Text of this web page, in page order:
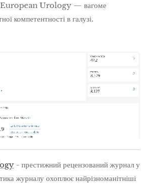
European Urology — вагоме
компетентності в галузі.
- престижний рецензований журнал у
журналу охоплює найрізноманітніші